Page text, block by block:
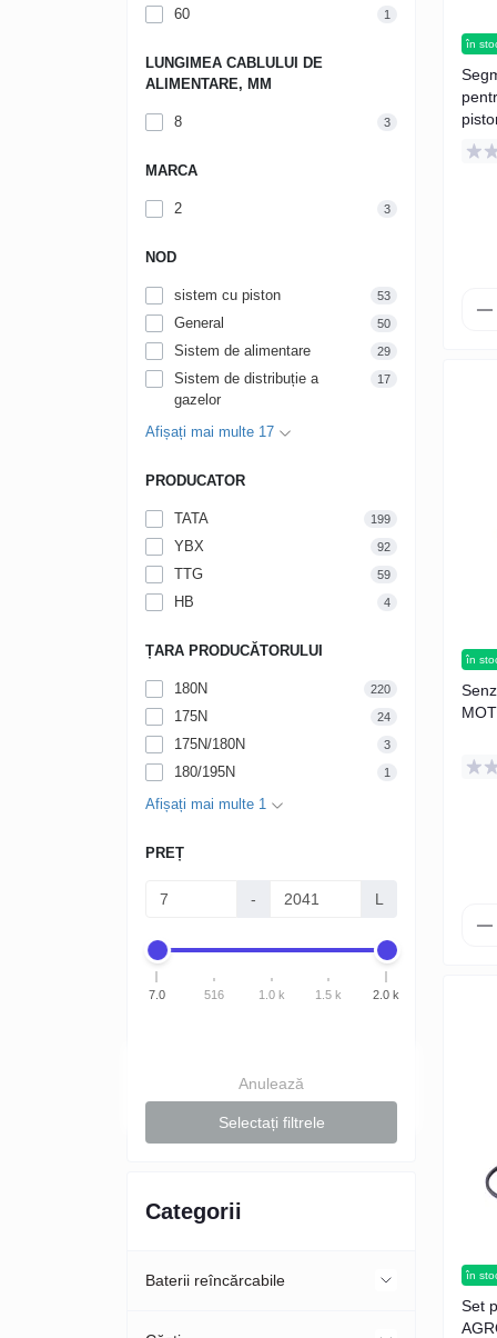
60 1
LUNGIMEA CABLULUI DE
ALIMENTARE, MM
8 3
MARCA
2 3
NOD
sistem cu piston 53
General 50
Sistem de alimentare 29
Sistem de distribuție a
gazelor
17
Afișați mai multe 17
PRODUCATOR
TATA 199
YBX 92
TTG 59
НВ 4
ȚARA PRODUCĂTORULUI
180N 220
175N 24
175N/180N 3
180/195N 1
Afișați mai multe 1
PREȚ
- L
7.0 516 1.0 k 1.5 k 2.0 k
Anulează
Selectați filtrele
Categorii
Baterii reîncărcabile
în
în
în
Set